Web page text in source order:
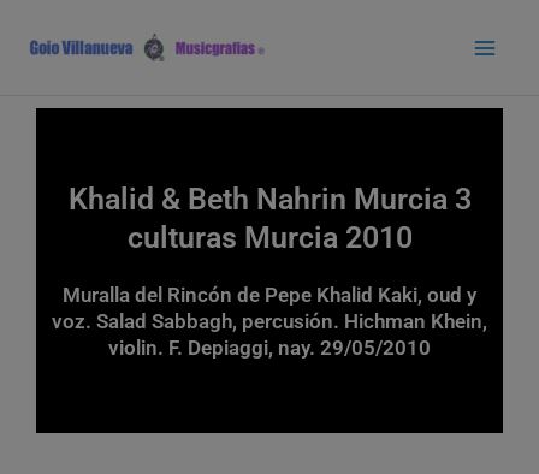
contenido
Khalid & Beth Nahrin Murcia 3
culturas Murcia 2010
Muralla del Rincón de Pepe Khalid Kaki, oud y
voz. Salad Sabbagh, percusión. Hichman Khein,
violin. F. Depiaggi, nay. 29/05/2010